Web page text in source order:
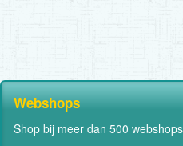
Webshops
Shop bij meer dan 500